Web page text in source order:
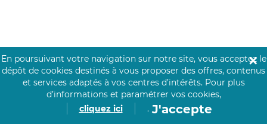
NOS PARTENAIRES
Click&Care est soutenu par les Groupes
Caisse des Dépôts et MAIF.
En poursuivant votre navigation sur notre site, vous acceptez le
dépôt de cookies destinés à vous proposer des offres, contenus
et services adaptés à vos centres d’intérêts. Pour plus
d’informations et paramétrer vos cookies,
cliquez ici
. J'accepte
✕